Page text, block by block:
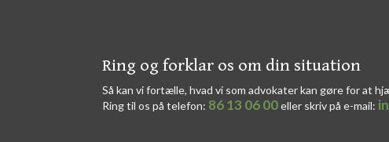
​​Ring og forklar os om din situation
Så kan vi fortælle, hvad vi som advokater kan gøre for at
Ring til os på telefon: 86 13 06 00eller skriv på e-mail: